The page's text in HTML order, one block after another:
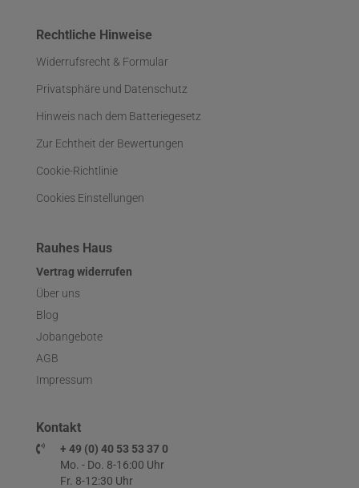
Rechtliche Hinweise
Widerrufsrecht & Formular
Privatsphäre und Datenschutz
Hinweis nach dem Batteriegesetz
Zur Echtheit der Bewertungen
Cookie-Richtlinie
Cookies Einstellungen
Rauhes Haus
Vertrag widerrufen
Über uns
Blog
Jobangebote
AGB
Impressum
Kontakt
+ 49 (0) 40 53 53 37 0
Mo. - Do. 8-16:00 Uhr
Fr. 8-12:30 Uhr